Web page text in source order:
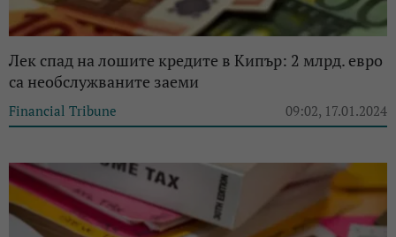
Лек спад на лошите кредите в Кипър: 2 млрд. евро
са необслужваните заеми
Financial Tribune 09:02, 17.01.2024